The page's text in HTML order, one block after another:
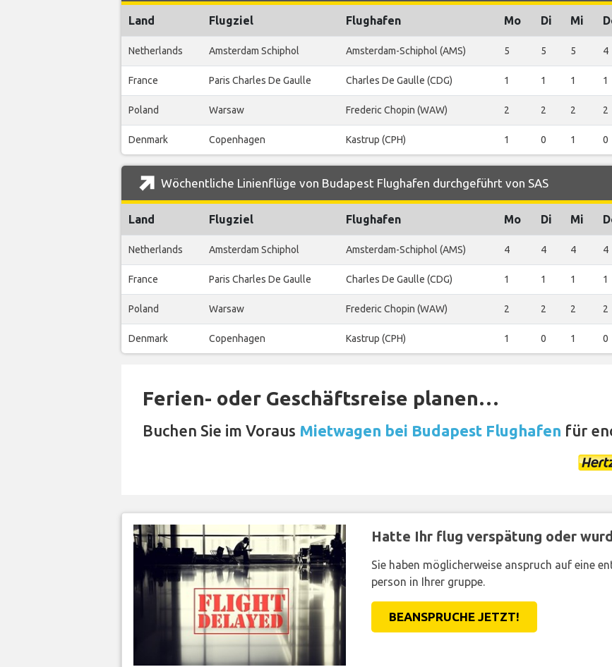
Land Flugziel Flughafen Mo Di Mi
Netherlands Amsterdam Schiphol Amsterdam-Schiphol (AMS) 5 5 5 4
France Paris Charles De Gaulle Charles De Gaulle (CDG) 1 1 1 1
Poland Warsaw Frederic Chopin (WAW) 2 2 2 2
Denmark Copenhagen Kastrup (CPH) 1 0 1 0
Wöchentliche Linienflüge von Budapest Flughafen durchgeführt von SAS
Land Flugziel Flughafen Mo Di Mi
Netherlands Amsterdam Schiphol Amsterdam-Schiphol (AMS) 4 4 4 4
France Paris Charles De Gaulle Charles De Gaulle (CDG) 1 1 1 1
Poland Warsaw Frederic Chopin (WAW) 2 2 2 2
Denmark Copenhagen Kastrup (CPH) 1 0 1 0
Ferien- oder Geschäftsreise planen…
Buchen Sie im Voraus Mietwagen bei Budapest Flughafen für
Hatte Ihr flug verspätung oder
Sie haben möglicherweise anspruch auf eine
person in Ihrer gruppe.
BEANSPRUCHE JETZT!